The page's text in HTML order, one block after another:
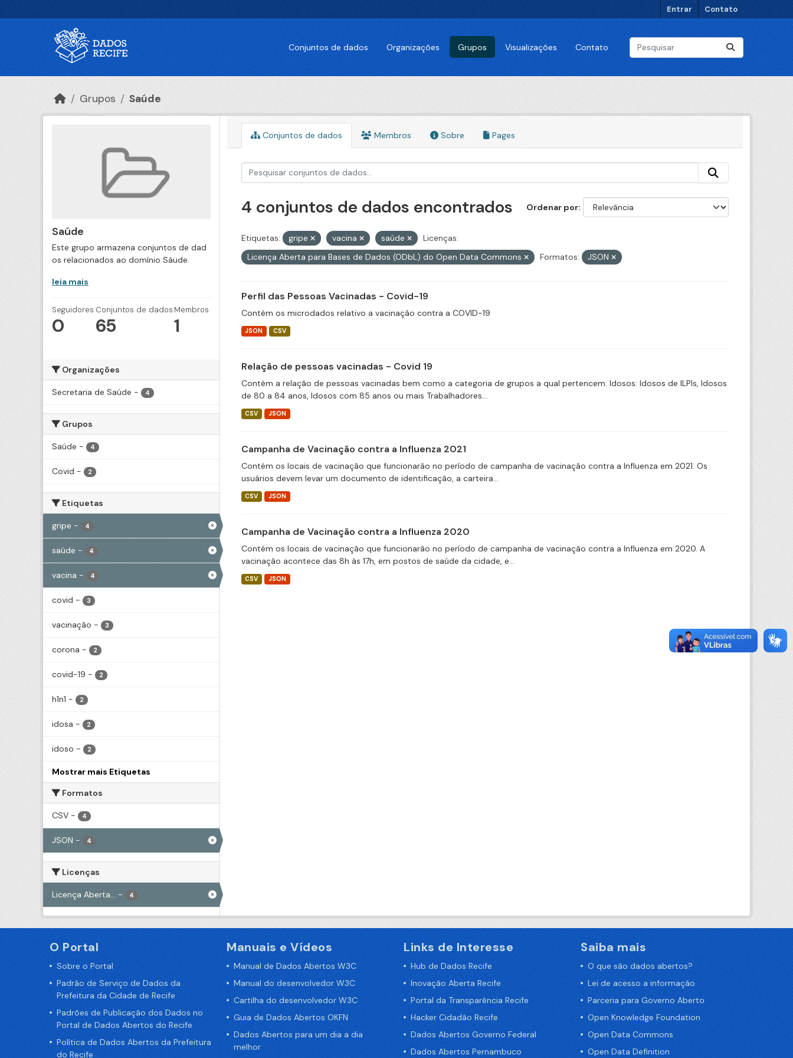
Entrar Contato
Conjuntos de dados Organizações Grupos Visualizações Contato
Grupos Saúde
Saúde
Este grupo armazena conjuntos de dad
os relacionados ao domínio Sáude.
leia mais
Seguidores
0
Conjuntos de dados
65
Membros
1
Organizações
Secretaria de Saúde - 4
Grupos
Saúde - 4
Covid - 2
Etiquetas
gripe - 4
saúde - 4
vacina - 4
covid - 3
vacinação - 3
corona - 2
covid-19 - 2
h1n1 - 2
idosa - 2
idoso - 2
Mostrar mais Etiquetas
Formatos
CSV - 4
JSON - 4
Licenças
Licença Aberta... - 4
Conjuntos de dados Membros Sobre Pages
Ordenar por
4 conjuntos de dados encontrados
Etiquetas: gripe vacina saúde
Licenças:
Licença Aberta para Bases de Dados (ODbL) do Open Data Commons
Formatos: JSON
Perfil das Pessoas Vacinadas - Covid-19
Contém os microdados relativo a vacinação contra a COVID-19
JSON CSV
Relação de pessoas vacinadas - Covid 19
Contém a relação de pessoas vacinadas bem como a categoria de grupos a qual pertencem. Idosos: Idosos de ILPIs, Idosos
de 80 a 84 anos, Idosos com 85 anos ou mais Trabalhadores...
CSV JSON
Campanha de Vacinação contra a Influenza 2021
Contém os locais de vacinação que funcionarão no período de campanha de vacinação contra a Influenza em 2021. Os
usuários devem levar um documento de identificação, a carteira...
CSV JSON
Campanha de Vacinação contra a Influenza 2020
Contém os locais de vacinação que funcionarão no período de campanha de vacinação contra a Influenza em 2020. A
vacinação acontece das 8h às 17h, em postos de saúde da cidade, e...
CSV JSON
O Portal
Sobre o Portal
Padrão de Serviço de Dados da
Prefeitura da Cidade de Recife
Padrões de Publicação dos Dados no
Portal de Dados Abertos do Recife
Política de Dados Abertos da Prefeitura
do Recife
Manuais e Vídeos
Manual de Dados Abertos W3C
Manual do desenvolvedor W3C
Cartilha do desenvolvedor W3C
Guia de Dados Abertos OKFN
Dados Abertos para um dia a dia
melhor
Links de Interesse
Hub de Dados Recife
Inovação Aberta Recife
Portal da Transparência Recife
Hacker Cidadão Recife
Dados Abertos Governo Federal
Dados Abertos Pernambuco
Saiba mais
O que são dados abertos?
Lei de acesso a informação
Parceria para Governo Aberto
Open Knowledge Foundation
Open Data Commons
Open Data Definition